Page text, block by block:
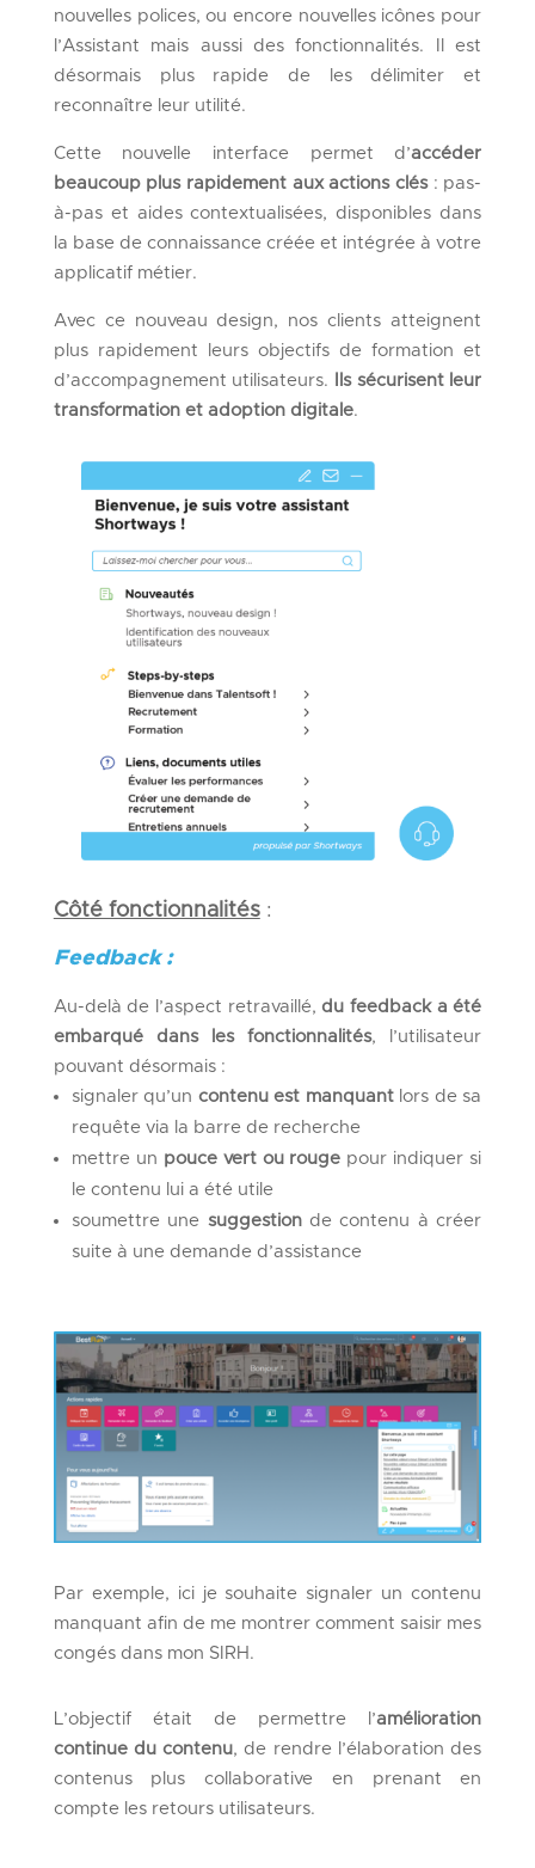
nouvelles polices, ou encore nouvelles icônes pour
l’Assistant mais aussi des fonctionnalités. Il est
désormais plus rapide de les délimiter et
reconnaître leur utilité.
Cette nouvelle interface permet d’accéder
beaucoup plus rapidement aux actions clés: pas-
à-pas et aides contextualisées, disponibles dans
la base de connaissance créée et intégrée à votre
applicatif métier.
Avec ce nouveau design, nos clients atteignent
plus rapidement leurs objectifs de formation et
d’accompagnement utilisateurs.
Ils sécurisent leur
transformation et adoption digitale.
Côté fonctionnalités:
Feedback :
Au-delà de l’aspect retravaillé,du feedback a été
embarqué dans les fonctionnalités, l’utilisateur
pouvant désormais :
signaler qu’un contenu est manquantlors de sa
requête via la barre de recherche
mettre un pouce vert ou rouge pour indiquer si
le contenu lui a été utile
soumettre une suggestionde contenu à créer
suite à une demande d’assistance
Par exemple, ici je souhaite signaler un contenu
manquant afin de me montrer comment saisir mes
congés dans mon SIRH.
L’objectif était de permettre l’amélioration
continue du contenu, de rendre l’élaboration des
contenus plus collaborative en prenant en
compte les retours utilisateurs.